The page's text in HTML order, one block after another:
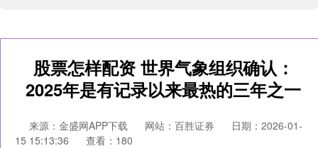
股票怎样配资 世界气象组织确认：
2025年是有记录以来最热的三年之一
来源：金盛网APP下载 网站：百胜证券
日期：2026-01-
15 15:13:36
查看：180